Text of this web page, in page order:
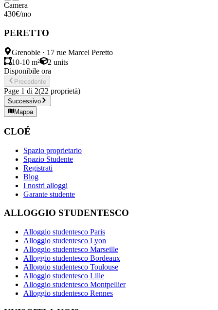
Camera
430€/mo
PERETTO
Grenoble · 17 rue Marcel Peretto
10-10 m²
2 units
Disponibile ora
Precedente
Page 1 di 2(22 proprietà)
Successivo
Mappa
CLOÉ
Spazio proprietario
Spazio Studente
Registrati
Blog
I nostri alloggi
Garante studente
ALLOGGIO STUDENTESCO
Alloggio studentesco Paris
Alloggio studentesco Lyon
Alloggio studentesco Marseille
Alloggio studentesco Bordeaux
Alloggio studentesco Toulouse
Alloggio studentesco Lille
Alloggio studentesco Montpellier
Alloggio studentesco Rennes